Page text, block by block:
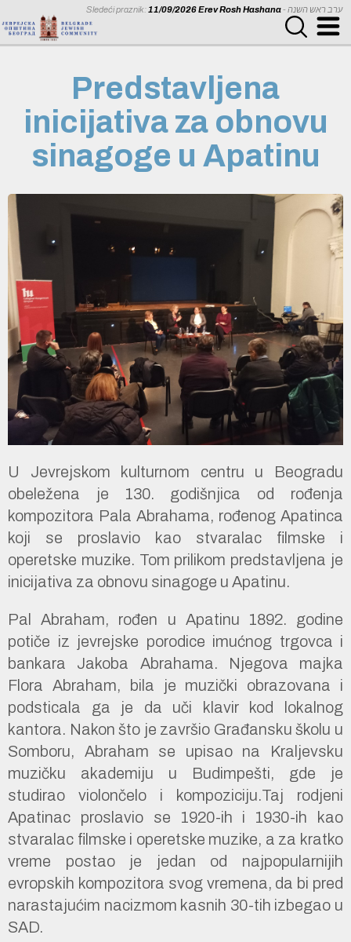
Sledeći praznik:11/09/2026 Erev Rosh Hashana - ערב ראש השנה
Predstavljena
inicijativa za obnovu
sinagoge u Apatinu
U Jevrejskom kulturnom centru u Beogradu
obeležena je 130. godišnjica od rođenja
kompozitora Pala Abrahama, rođenog Apatinca
koji se proslavio kao stvaralac filmske i
operetske muzike. Tom prilikom predstavljena je
inicijativa za obnovu sinagoge u Apatinu.
Pal Abraham, rođen u Apatinu 1892. godine
potiče iz jevrejske porodice imućnog trgovca i
bankara Jakoba Abrahama. Njegova majka
Flora Abraham, bila je muzički obrazovana i
podsticala ga je da uči klavir kod lokalnog
kantora. Nakon što je završio Građansku školu u
Somboru, Abraham se upisao na Kraljevsku
muzičku akademiju u Budimpešti, gde je
studirao violončelo i kompoziciju.Taj rodjeni
Apatinac proslavio se 1920-ih i 1930-ih kao
stvaralac filmske i operetske muzike, a za kratko
vreme postao je jedan od najpopularnijih
evropskih kompozitora svog vremena, da bi pred
narastajućim nacizmom kasnih 30-tih izbegao u
SAD.